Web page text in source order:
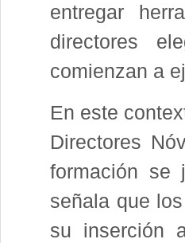
entregar
directores
comienzan a
En este
Directores
formación se
señala que
su inserción